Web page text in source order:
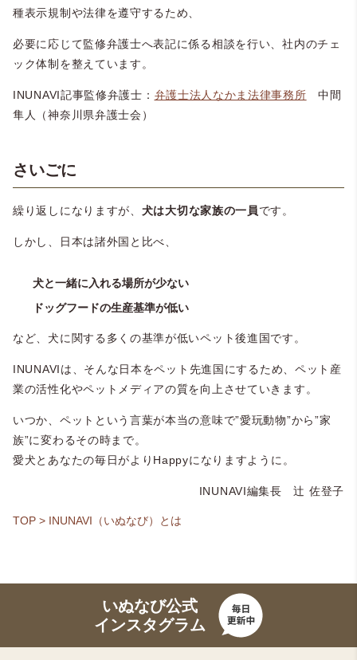
種表示規制や法律を遵守するため、
必要に応じて監修弁護士へ表記に係る相談を行い、社内のチェ
ック体制を整えています。
INUNAVI記事監修弁護士： 弁護士法人なかま法律事務所 中間
隼人（神奈川県弁護士会）
さいごに
繰り返しになりますが、 犬は大切な家族の一員です。
しかし、日本は諸外国と比べ、
犬と一緒に入れる場所が少ない
ドッグフードの生産基準が低い
など、犬に関する多くの基準が低いペット後進国です。
INUNAVIは、そんな日本をペット先進国にするため、ペット産
業の活性化やペットメディアの質を向上させていきます。
いつか、ペットという言葉が本当の意味で”愛玩動物”から”家
族”に変わるその時まで。
愛犬とあなたの毎日がよりHappyになりますように。
INUNAVI編集長 辻 佐登子
TOP > INUNAVI（いぬなび）とは
いぬなび公式
インスタグラム